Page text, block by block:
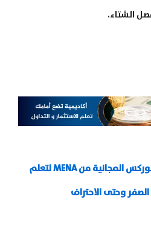
الشتاء.
تابع دروس أكاديمية الفوركس المجانية من MENA لتعلم
وحتى الاحتراف